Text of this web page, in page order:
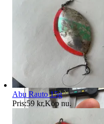
Abu Rauto 15g
Pris:59 kr,Köp nu.